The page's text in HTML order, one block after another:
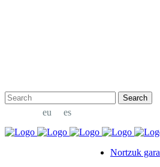
eu es
Nortzuk gara